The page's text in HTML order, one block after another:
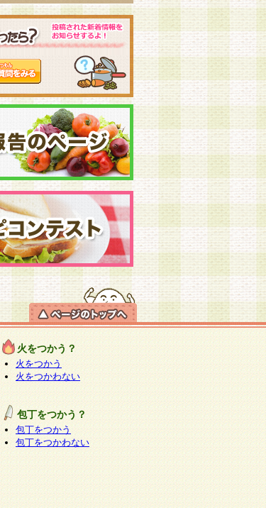
火をつかう？
火をつかう
火をつかわない
包丁をつかう？
包丁をつかう
包丁をつかわない